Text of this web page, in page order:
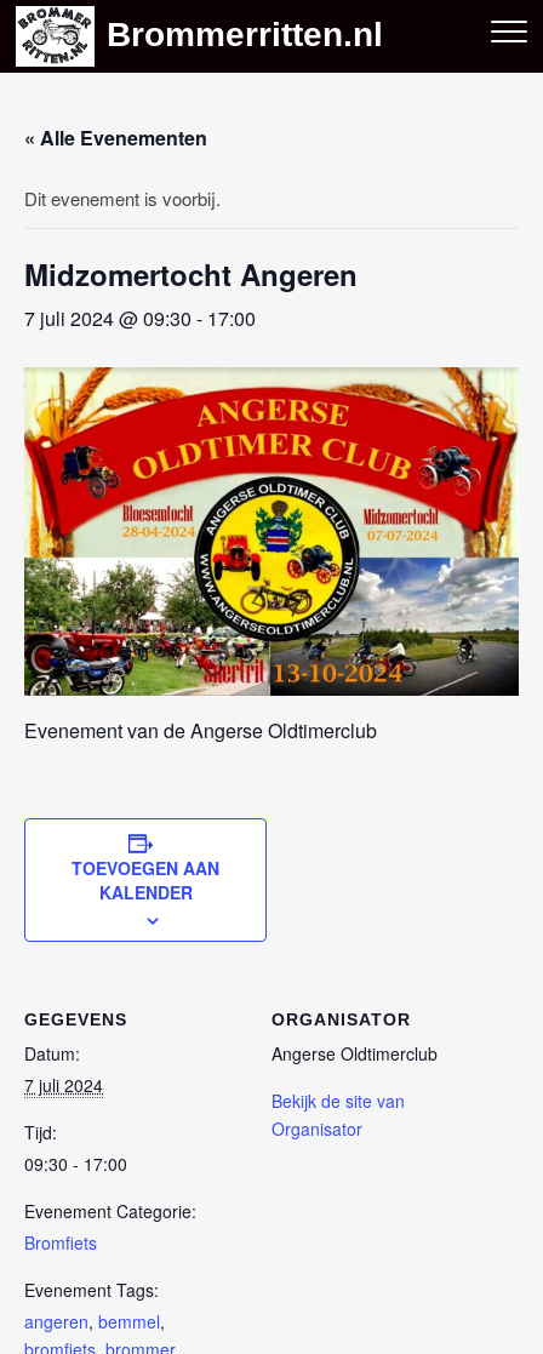
Skip
content
Brommerritten.nl
« Alle Evenementen
Dit evenement is voorbij.
Midzomertocht Angeren
7 juli 2024 @ 09:30 - 17:00
Evenement van de Angerse Oldtimerclub
TOEVOEGEN AAN
KALENDER
GEGEVENS
Datum:
7 juli 2024
Tijd:
09:30 - 17:00
Evenement Categorie:
Bromfiets
Evenement Tags:
angeren, bemmel,
ORGANISATOR
Angerse Oldtimerclub
Bekijk de site van
Organisator